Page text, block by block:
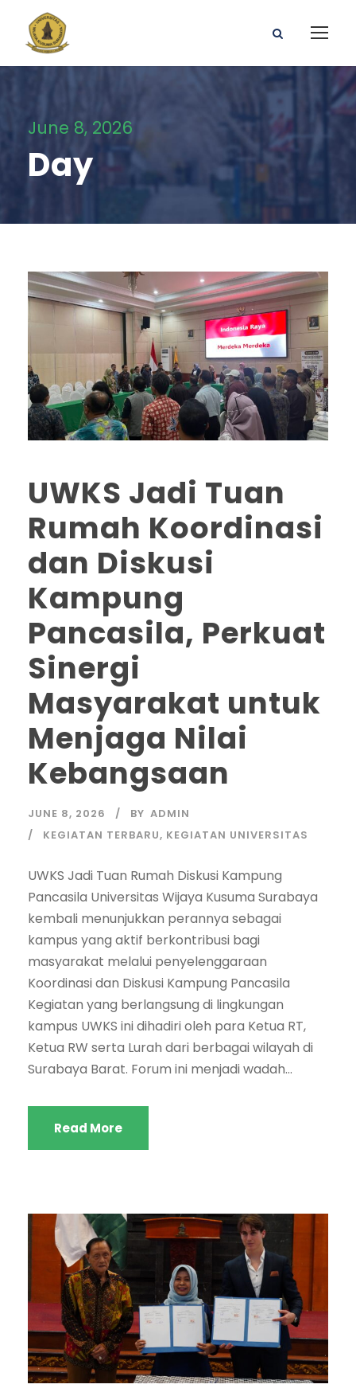
June 8, 2026
Day
UWKS Jadi Tuan
Rumah Koordinasi
dan Diskusi
Kampung
Pancasila, Perkuat
Sinergi
Masyarakat untuk
Menjaga Nilai
Kebangsaan
JUNE 8, 2026 BY ADMIN
KEGIATAN TERBARU, KEGIATAN UNIVERSITAS
UWKS Jadi Tuan Rumah Diskusi Kampung
Pancasila Universitas Wijaya Kusuma Surabaya
kembali menunjukkan perannya sebagai
kampus yang aktif berkontribusi bagi
masyarakat melalui penyelenggaraan
Koordinasi dan Diskusi Kampung Pancasila
Kegiatan yang berlangsung di lingkungan
kampus UWKS ini dihadiri oleh para Ketua RT,
Ketua RW serta Lurah dari berbagai wilayah di
Surabaya Barat. Forum ini menjadi wadah...
Read More